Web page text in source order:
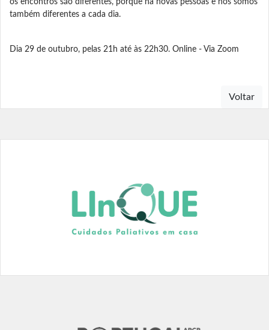
os encontros são diferentes, porque há novas pessoas e nós somos
também diferentes a cada dia.
Dia 29 de outubro, pelas 21h até às 22h30. Online - Via Zoom
Voltar